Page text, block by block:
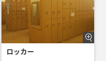
ロッカー